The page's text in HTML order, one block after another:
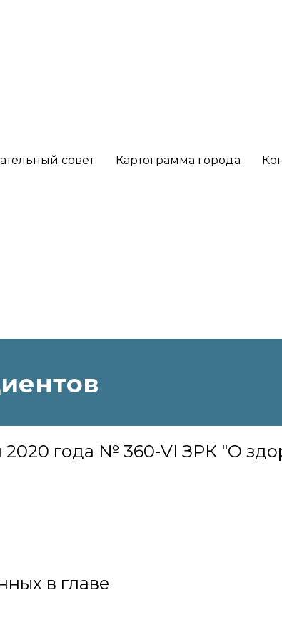
совет Картограмма города
в главе
2020 года № 360-VI ЗРК "О